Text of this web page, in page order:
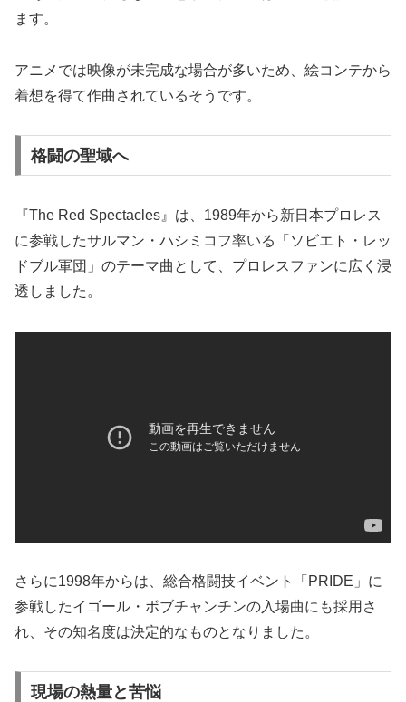
ます。
アニメでは映像が未完成な場合が多いため、絵コンテから
着想を得て作曲されているそうです。
格闘の聖域へ
『The Red Spectacles』は、1989年から新日本プロレス
に参戦したサルマン・ハシミコフ率いる「ソビエト・レッ
ドブル軍団」のテーマ曲として、プロレスファンに広く浸
透しました。
さらに1998年からは、総合格闘技イベント「PRIDE」に
参戦したイゴール・ボブチャンチンの入場曲にも採用さ
れ、その知名度は決定的なものとなりました。
現場の熱量と苦悩